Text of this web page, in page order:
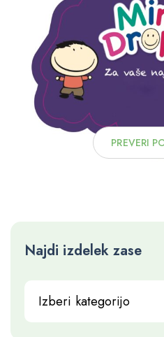
PREVERI
Najdi izdelek zase
Izberi kategorijo